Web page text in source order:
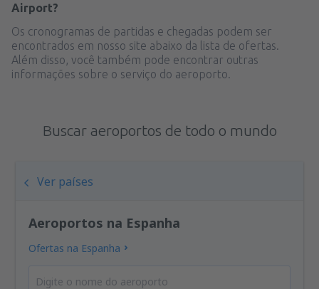
Airport?
Os cronogramas de partidas e chegadas podem ser
encontrados em nosso site abaixo da lista de ofertas.
Além disso, você também pode encontrar outras
informações sobre o serviço do aeroporto.
Buscar aeroportos de todo o mundo
Ver países
Aeroportos na Espanha
Ofertas na Espanha